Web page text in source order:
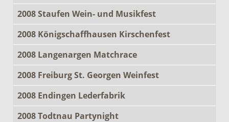
2008 Staufen Wein- und Musikfest
2008 Königschaffhausen Kirschenfest
2008 Langenargen Matchrace
2008 Freiburg St. Georgen Weinfest
2008 Endingen Lederfabrik
2008 Todtnau Partynight